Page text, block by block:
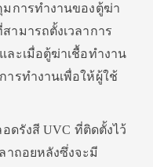
มการทำงานของตู้ฆ่า
ามารถตั้งเวลาการ
ละเมื่อตู้ฆ่าเชื้อทำงาน
ารทำงานเพื่อให้ผู้ใช้
ดรังสี UVC ที่ติดตั้งไว้
าถอยหลังซึ่งจะมี